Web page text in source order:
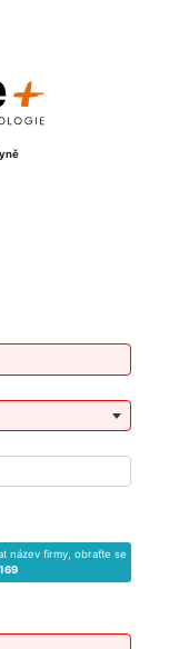
název firmy, obraťte se